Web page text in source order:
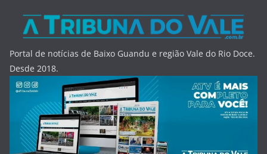
Portal de notícias de Baixo Guandu e região Vale do Rio Doce.
Desde 2018.